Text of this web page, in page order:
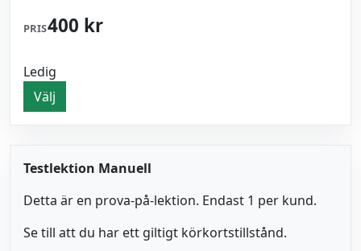
PRIS400 kr
Ledig
Välj
Testlektion Manuell
Detta är en prova-på-lektion. Endast 1 per kund.
Se till att du har ett giltigt körkortstillstånd.